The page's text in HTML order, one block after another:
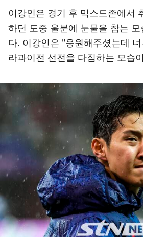
이강인은 경기 후 믹스드존에서
하던 도중 울분에 눈물을 참는
다. 이강인은 "응원해주셨는데
라과이전 선전을 다짐하는 모습